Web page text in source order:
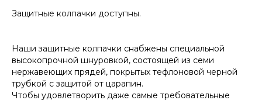
Защитные колпачки доступны.
Наши защитные колпачки снабжены специальной
высокопрочной шнуровкой, состоящей из семи
нержавеющих прядей, покрытых тефлоновой черной
трубкой с защитой от царапин.
Чтобы удовлетворить даже самые требовательные